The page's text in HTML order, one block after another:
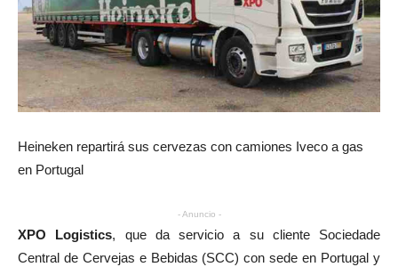
Heineken repartirá sus cervezas con camiones Iveco a gas
en Portugal
- Anuncio -
XPO Logistics, que da servicio a su cliente Sociedade
Central de Cervejas e Bebidas (SCC) con sede en Portugal y